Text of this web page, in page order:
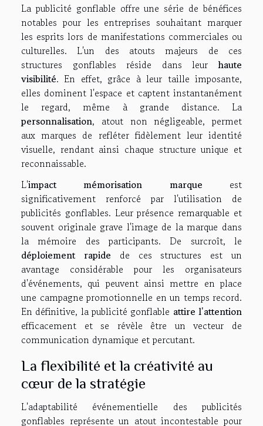
La publicité gonflable offre une série de bénéfices
notables pour les entreprises souhaitant marquer
les esprits lors de manifestations commerciales ou
culturelles. L'un des atouts majeurs de ces
structures gonflables réside dans leurhaute
visibilité. En effet, grâce à leur taille imposante,
elles dominent l'espace et captent instantanément
le regard, même à grande distance. La
personnalisation, atout non négligeable, permet
aux marques de refléter fidèlement leur identité
visuelle, rendant ainsi chaque structure unique et
reconnaissable.
L'impact mémorisation marque est
significativement renforcé par l'utilisation de
publicités gonflables. Leur présence remarquable et
souvent originale grave l'image de la marque dans
la mémoire des participants. De surcroît, le
déploiement rapide de ces structures est un
avantage considérable pour les organisateurs
d'événements, qui peuvent ainsi mettre en place
une campagne promotionnelle en un temps record.
En définitive, la publicité gonflable attire l'attention
efficacement et se révèle être un vecteur de
communication dynamique et percutant.
La flexibilité et la créativité au
cœur de la stratégie
L'adaptabilité événementielle des publicités
gonflables représente un atout incontestable pour